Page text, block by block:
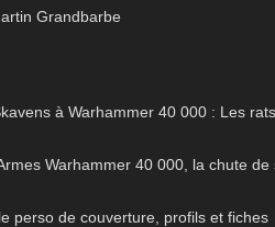
Grandbarbe
à Warhammer 40 000 : Les
Warhammer 40 000, la chute de
perso de couverture, profils et fiches